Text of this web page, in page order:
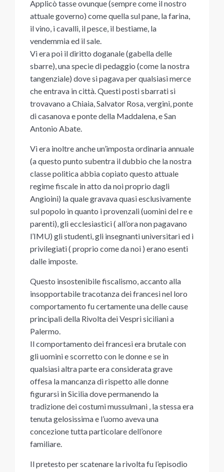
Applicò tasse ovunque (sempre come il nostro
attuale governo) come quella sul pane, la farina,
il vino, i cavalli, il pesce, il bestiame, la
vendemmia ed il sale.
Vi era poi il diritto doganale (gabella delle
sbarre), una specie di pedaggio (come la nostra
tangenziale) dove si pagava per qualsiasi merce
che entrava in città. Questi posti sbarrati si
trovavano a Chiaia, Salvator Rosa, vergini, ponte
di casanova e ponte della Maddalena, e San
Antonio Abate.
Vi era inoltre anche un’imposta ordinaria annuale
(a questo punto subentra il dubbio che la nostra
classe politica abbia copiato questo attuale
regime fiscale in atto da noi proprio dagli
Angioini) la quale gravava quasi esclusivamente
sul popolo in quanto i provenzali (uomini del re e
parenti), gli ecclesiastici ( all’ora non pagavano
l’IMU) gli studenti, gli insegnanti universitari ed i
privilegiati ( proprio come da noi ) erano esenti
dalle imposte.
Questo insostenibile fiscalismo, accanto alla
insopportabile tracotanza dei francesi nel loro
comportamento fu certamente una delle cause
principali della Rivolta dei Vespri siciliani a
Palermo.
Il comportamento dei francesi era brutale con
gli uomini e scorretto con le donne e se in
qualsiasi altra parte era considerata grave
offesa la mancanza di rispetto alle donne
figurarsi in Sicilia dove permanendo la
tradizione dei costumi mussulmani , la stessa era
tenuta gelosissima e l’uomo aveva una
concezione tutta particolare dell’onore
familiare.
Il pretesto per scatenare la rivolta fu l’episodio